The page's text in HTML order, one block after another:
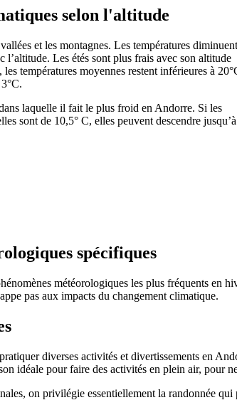
selon l'altitude
et les montagnes. Les températures
l’altitude. Les étés sont plus frais avec son altitude
températures moyennes restent inférieures à
laquelle il fait le plus froid en Andorre. Si les
sont de 10,5° C, elles peuvent descendre
spécifiques
météorologiques les plus fréquents
pas aux impacts du changement climatique.
diverses activités et divertissements en
idéale pour faire des activités en plein air, pour
on privilégie essentiellement la randonnée